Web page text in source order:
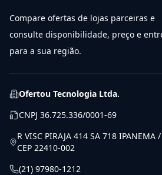
Compare ofertas de lojas parceiras e
consulte disponibilidade, preço e
para a sua região.
Ofertou Tecnologia Ltda.
CNPJ 36.725.336/0001-69
R VISC PIRAJA 414 SA 718 IPANEMA
CEP 22410-002
(21) 97980-1212